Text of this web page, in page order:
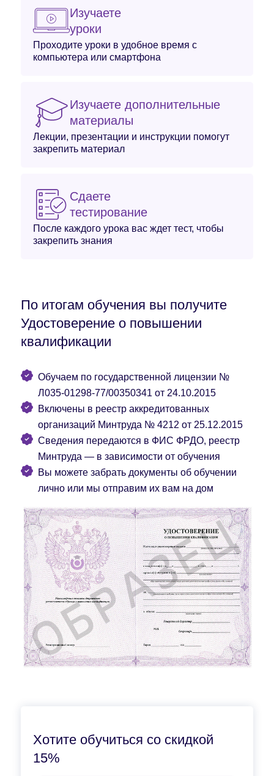
Изучаете
уроки
Проходите уроки в удобное время с
компьютера или смартфона
Изучаете дополнительные
материалы
Лекции, презентации и инструкции помогут
закрепить материал
Сдаете
тестирование
После каждого урока вас ждет тест, чтобы
закрепить знания
По итогам обучения вы получите
Удостоверение о повышении
квалификации
Обучаем по государственной лицензии №
Л035-01298-77/00350341 от 24.10.2015
Включены в реестр аккредитованных
организаций Минтруда № 4212 от 25.12.2015
Сведения передаются в ФИС ФРДО, реестр
Минтруда — в зависимости от обучения
Вы можете забрать документы об обучении
лично или мы отправим их вам на дом
Хотите обучиться со скидкой
15%